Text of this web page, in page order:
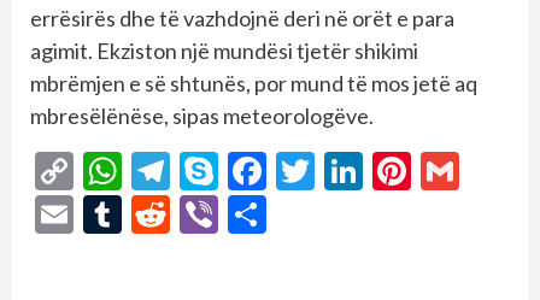
errësirës dhe të vazhdojnë deri në orët e para
agimit. Ekziston një mundësi tjetër shikimi
mbrëmjen e së shtunës, por mund të mos jetë aq
mbresëlënëse, sipas meteorologëve.
Copy
Link
WhatsApp
Telegram
SkypeFacebook
Twitter
LinkedIn
EmailTumblr
Reddit
Viber